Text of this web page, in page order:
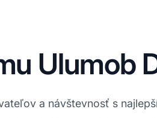
Ulumob
a návštevnosť s